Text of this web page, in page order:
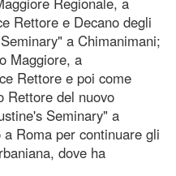
Rettore e Decano degli
a Chimanimani;
Maggiore, a
Rettore e poi come
Rettore del nuovo
Seminary" a
Roma per continuare gli
dove ha